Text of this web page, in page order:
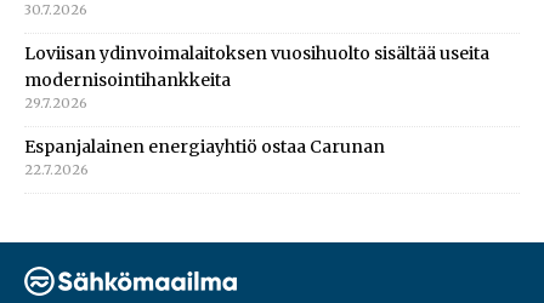
30.7.2026
Loviisan ydinvoimalaitoksen vuosihuolto sisältää useita
modernisointihankkeita
29.7.2026
Espanjalainen energiayhtiö ostaa Carunan
22.7.2026